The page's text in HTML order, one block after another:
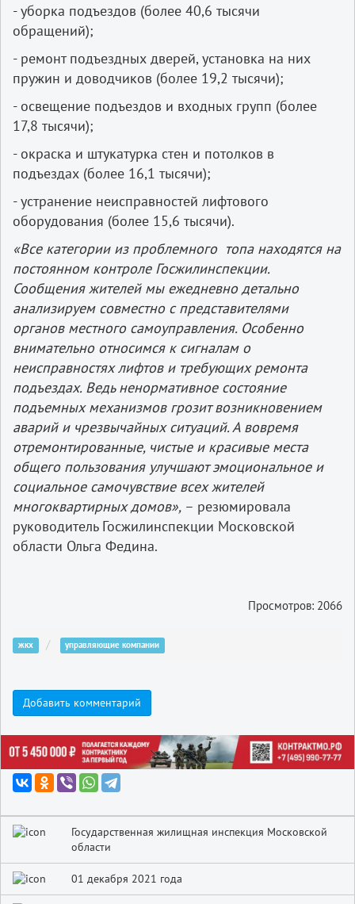
- уборка подъездов (более 40,6 тысячи
обращений);
- ремонт подъездных дверей, установка на них
пружин и доводчиков (более 19,2 тысячи);
- освещение подъездов и входных групп (более
17,8 тысячи);
- окраска и штукатурка стен и потолков в
подъездах (более 16,1 тысячи);
- устранение неисправностей лифтового
оборудования (более 15,6 тысячи).
«Все категории из проблемного топа находятся на
постоянном контроле Госжилинспекции.
Сообщения жителей мы ежедневно детально
анализируем совместно с представителями
органов местного самоуправления. Особенно
внимательно относимся к сигналам о
неисправностях лифтов и требующих ремонта
подъездах. Ведь ненормативное состояние
подъемных механизмов грозит возникновением
аварий и чрезвычайных ситуаций. А вовремя
отремонтированные, чистые и красивые места
общего пользования улучшают эмоциональное и
социальное самочувствие всех жителей
многоквартирных домов», – резюмировала
руководитель Госжилинспекции Московской
области Ольга Федина.
Просмотров: 2066
жкх управляющие компании
Добавить комментарий
Государственная жилищная инспекция Московской
области
01 декабря 2021 года